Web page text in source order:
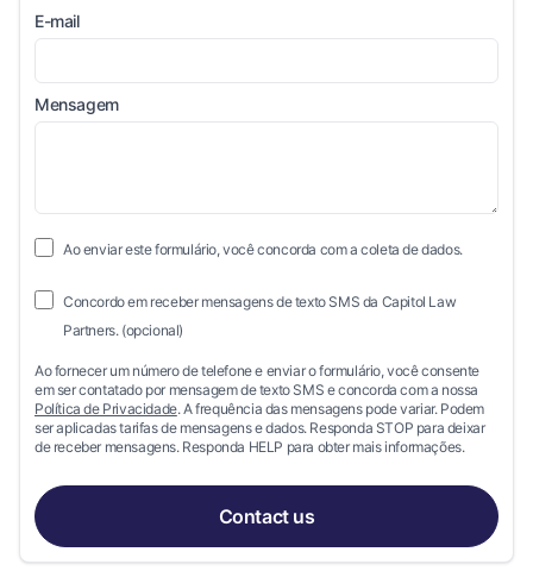
E-mail
Mensagem
Ao enviar este formulário, você concorda com a coleta de dados.
Concordo em receber mensagens de texto SMS da Capitol Law
Partners. (opcional)
Ao fornecer um número de telefone e enviar o formulário, você consente
em ser contatado por mensagem de texto SMS e concorda com a nossa
Política de Privacidade. A frequência das mensagens pode variar. Podem
ser aplicadas tarifas de mensagens e dados. Responda STOP para deixar
de receber mensagens. Responda HELP para obter mais informações.
Contact us